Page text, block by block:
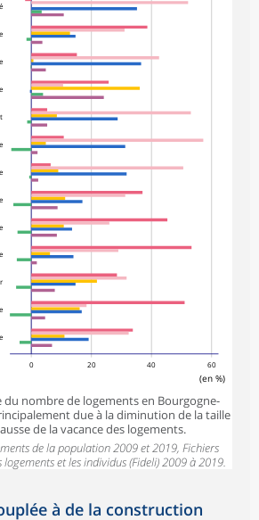
0 20 40 60
(en %)
du nombre de logements en Bourgogne-
due à la diminution de la taille
de la vacance des logements.
de la population 2009 et 2019, Fichiers
et les individus (Fideli) 2009 à 2019.
à de la construction